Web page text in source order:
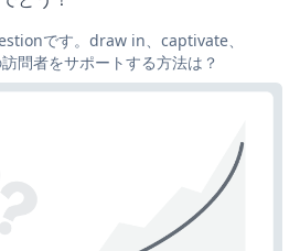
です。draw in、captivate、
問者をサポートする方法は？